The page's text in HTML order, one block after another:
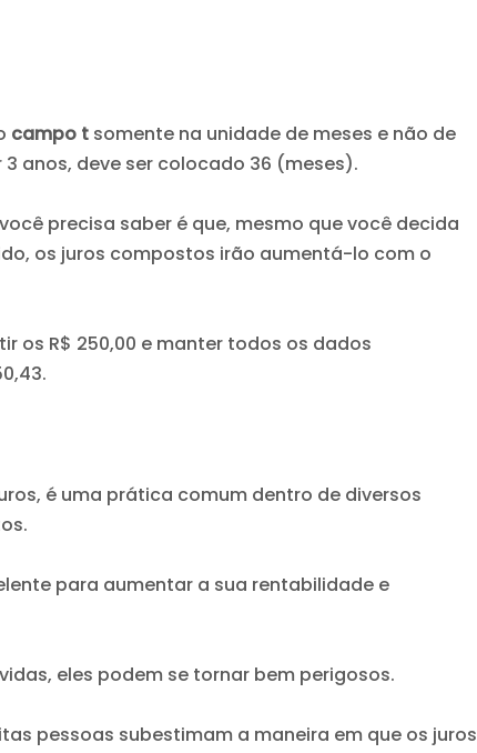
campo t somente na unidade de meses e não de
anos, deve ser colocado 36 (meses).
precisa saber é que, mesmo que você decida
os juros compostos irão aumentá-lo com o
os R$ 250,00 e manter todos os dados
é uma prática comum dentro de diversos
para aumentar a sua rentabilidade e
eles podem se tornar bem perigosos.
pessoas subestimam a maneira em que os juros